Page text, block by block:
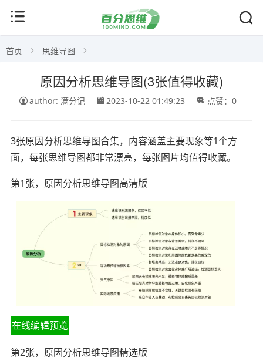
首页 思维导图
原因分析思维导图(3张值得收藏)
author: 满分记 2023-10-22 01:49:23 点赞：0
3张原因分析思维导图合集，内容涵盖主要现象等1个方
面，每张思维导图都非常漂亮，每张图片均值得收藏。
第1张，原因分析思维导图高清版
在线编辑预览
第2张，原因分析思维导图精选版